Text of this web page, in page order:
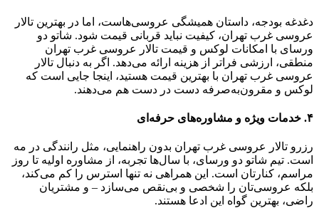
دغدغه بودجه، داستان همیشگی عروسی‌هاست، اما در بهترین تالار
عروسی غرب تهران، کیفیت نباید قربانی قیمت شود. شاتو دو
ورسای با امکانات لوکس و قیمت تالار عروسی غرب تهران
منطقی، ارزشی فراتر از هزینه ارائه می‌دهد. اگر به دنبال تالار
عروسی غرب تهران با بهترین قیمت هستید، اینجا جایی است که
لوکس و مقرون‌به‌صرفه دست در دست هم می‌دهند.
۴. خدمات ویژه و مشاوره‌های حرفه‌ای
رزرو تالار عروسی غرب تهران بدون راهنمایی، مثل رانندگی در مه
است. تیم شاتو دو ورسای، با سال‌ها تجربه، از مشاوره اولیه تا روز
مراسم، کنارتان است. این همراهی نه تنها استرس را کم می‌کند،
بلکه عروسی‌تان را شخصی و بی‌نقص می‌سازد – و مشتریان
راضی، بهترین گواه این ادعا هستند.